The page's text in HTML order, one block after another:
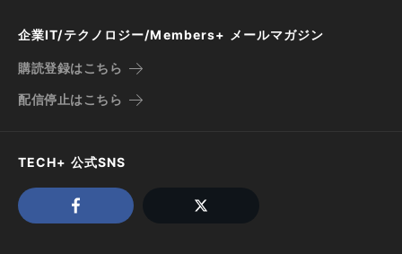
企業IT/テクノロジー/Members+ メールマガジン
購読登録はこちら
配信停止はこちら
TECH+ 公式SNS